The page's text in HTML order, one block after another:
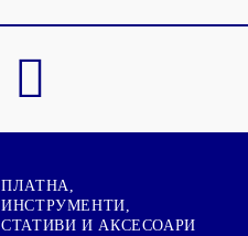
ПЛАТНА,
ИНСТРУМЕНТИ,
СТАТИВИ И АКСЕСОАРИ